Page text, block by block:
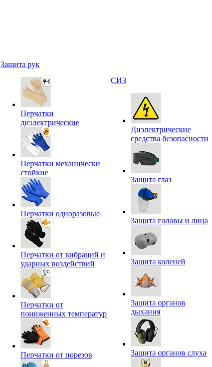
Защита рук
Перчатки
диэлектрические
Перчатки механически
стойкие
Перчатки одноразовые
Перчатки от вибраций и
ударных воздействий
Перчатки от
пониженных температур
Перчатки от порезов
СИЗ
Диэлектрические
средства безопасности
Защита глаз
Защита головы и лица
Защита коленей
Защита органов
дыхания
Защита органов слуха